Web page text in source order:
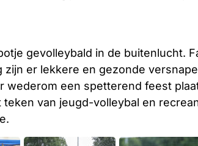
gevolleybald in de buitenlucht.
zijn er lekkere en gezonde
wederom een spetterend feest
teken van jeugd-volleybal en